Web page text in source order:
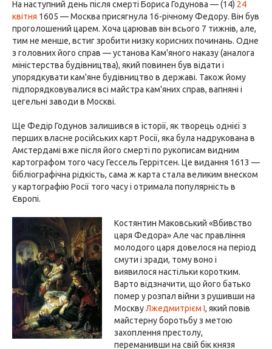
На наступний день після смерті Бориса Годунова — (14) 24
квітня 1605 — Москва присягнула 16-річному Федору. Він був
проголошений царем. Хоча царював він всього 7 тижнів, але,
тим не менше, встиг зробити низку корисних починань. Одне
з головних його справ — установа Кам'яного наказу (аналога
міністерства будівництва), який повинен був відати і
упорядкувати кам'яне будівництво в державі. Також йому
підпорядковувалися всі майстра кам'яних справ, вапняні і
цегельні заводи в Москві.
Ще Федір Годунов залишився в історії, як творець однієї з
перших власне російських карт Росії, яка була надрукована в
Амстердамі вже після його смерті по рукописам видним
картографом того часу Гессель Геррітсен. Це видання 1613 —
бібліографічна рідкість, сама ж карта стала великим внеском
у картографію Росії того часу і отримала популярність в
Європі.
Костянтин Маковський «Вбивство
царя Федора» Але час правління
молодого царя довелося на період
смути і зради, тому воно і
виявилося настільки коротким.
Варто відзначити, що його батько
помер у розпал війни з рушивши на
МосквуЛжедмитрієм I, який повів
майстерну боротьбу з метою
захоплення престолу,
переманивши на свій бік князя